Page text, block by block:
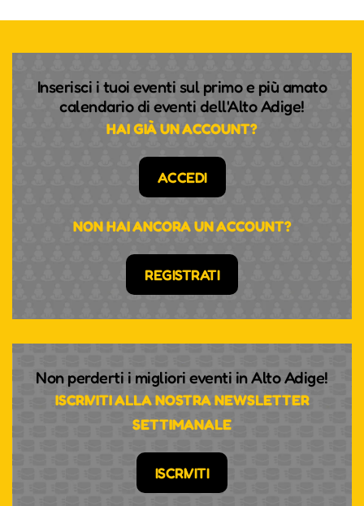
Inserisci i tuoi eventi sul primo e più amato
calendario di eventi dell'Alto Adige!
HAI GIÀ UN ACCOUNT?
ACCEDI
NON HAI ANCORA UN ACCOUNT?
REGISTRATI
Non perderti i migliori eventi in Alto Adige!
ISCRIVITI ALLA NOSTRA NEWSLETTER
SETTIMANALE
ISCRIVITI